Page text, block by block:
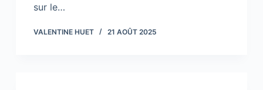
sur le…
VALENTINE HUET 21 AOÛT 2025